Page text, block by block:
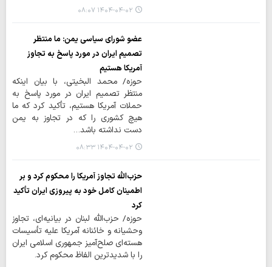
۱۴۰۴-۰۴-۰۲ ۰۸:۰۷
عضو شورای سیاسی یمن: ما منتظر
تصمیم ایران در مورد پاسخ به تجاوز
آمریکا هستیم
حوزه/ محمد البخیتی، با بیان اینکه
منتظر تصمیم ایران در مورد پاسخ به
حملات آمریکا هستیم، تأکید کرد که ما
هیچ کشوری را که در تجاوز به یمن
دست نداشته باشد…
۱۴۰۴-۰۴-۰۲ ۰۸:۳۳
حزب‌الله تجاوز آمریکا را محکوم کرد و بر
اطمینان کامل خود به پیروزی ایران تأکید
کرد
حوزه/ حزب‌الله لبنان در بیانیه‌ای، تجاوز
وحشیانه و خائنانه آمریکا علیه تأسیسات
هسته‌ای صلح‌آمیز جمهوری اسلامی ایران
را با شدیدترین الفاظ محکوم کرد.